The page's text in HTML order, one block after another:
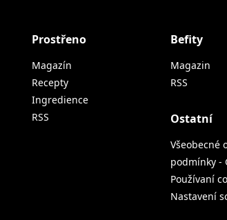
Prostřeno
Magazín
Recepty
Ingredience
RSS
Befity
Magazin
RSS
Ostatní
Všeobecné
podmínky -
Používaní
Nastavení